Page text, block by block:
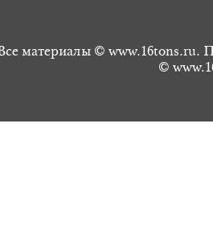
материалы © www.16tons.ru.
©